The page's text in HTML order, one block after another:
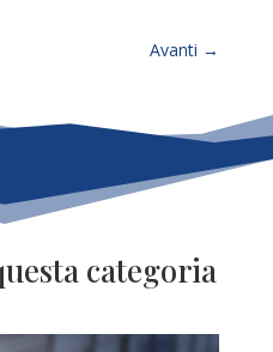
Avanti →
categoria